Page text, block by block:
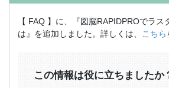
【 FAQ 】に、『図脳RAPIDPROでラス
は』を追加しました。詳しくは、
こちら
この情報は役に立ちましたか